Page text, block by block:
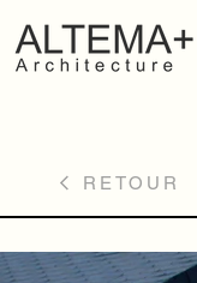
RETOUR